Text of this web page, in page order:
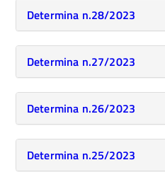
Determina n.28/2023
Determina n.27/2023
Determina n.26/2023
Determina n.25/2023